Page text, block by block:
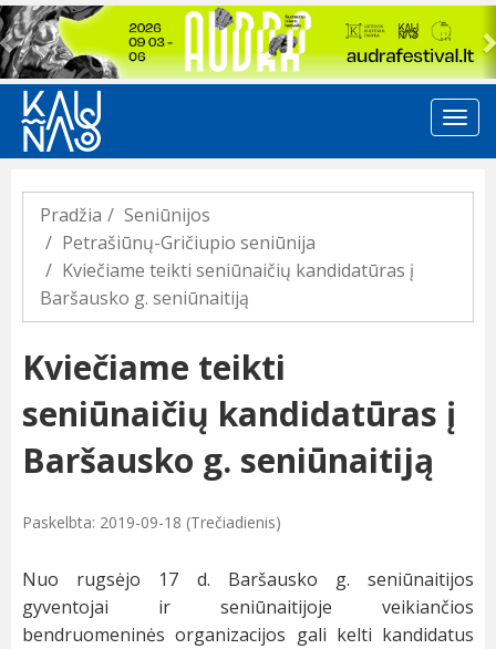
Previous
Pradžia
Seniūnijos
Petrašiūnų-Gričiupio seniūnija
Kviečiame teikti seniūnaičių kandidatūras į
Baršausko g. seniūnaitiją
Kviečiame teikti
seniūnaičių kandidatūras į
Baršausko g. seniūnaitiją
Paskelbta: 2019-09-18 (Trečiadienis)
Nuo rugsėjo 17 d. Baršausko g. seniūnaitijos
gyventojai ir seniūnaitijoje veikiančios
bendruomeninės organizacijos gali kelti kandidatus